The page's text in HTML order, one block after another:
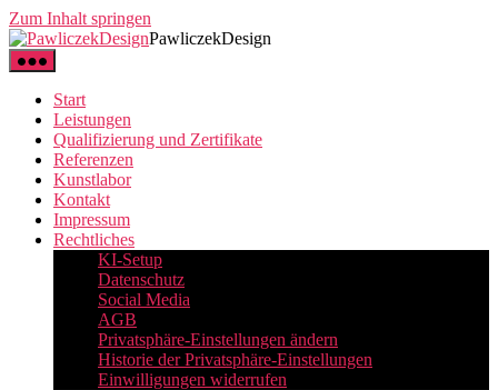
Zum Inhalt springen
PawliczekDesign
Start
Leistungen
Qualifizierung und Zertifikate
Referenzen
Kunstlabor
Kontakt
Impressum
Rechtliches
KI-Setup
Datenschutz
Social Media
AGB
Privatsphäre-Einstellungen ändern
Historie der Privatsphäre-Einstellungen
Einwilligungen widerrufen